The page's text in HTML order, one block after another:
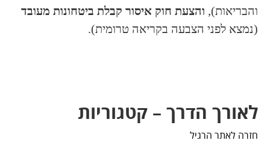
והבריאות), והצעת חוק איסור קבלת ביטחונות מעובד
(נמצא לפני הצבעה בקריאה טרומית).
לאורך הדרך – קטגוריות
חזרה לאתר הרגיל